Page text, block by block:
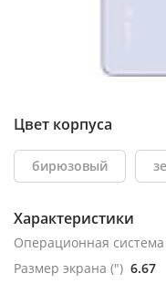
Цвет корпуса
бирюзовый
Характеристики
Операционная система
Размер экрана (") 6.67